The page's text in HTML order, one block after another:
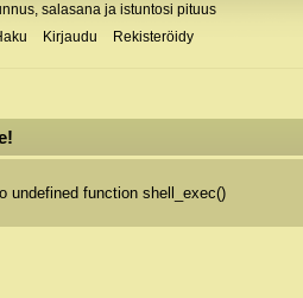
salasana ja istuntosi pituus
Kirjaudu Rekisteröidy
undefined function shell_exec()